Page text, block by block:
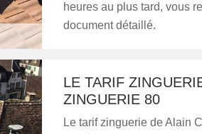
heures au plus tard, vous
document détaillé.
LE TARIF
ZINGUERIE 80
Le tarif zinguerie de Alain